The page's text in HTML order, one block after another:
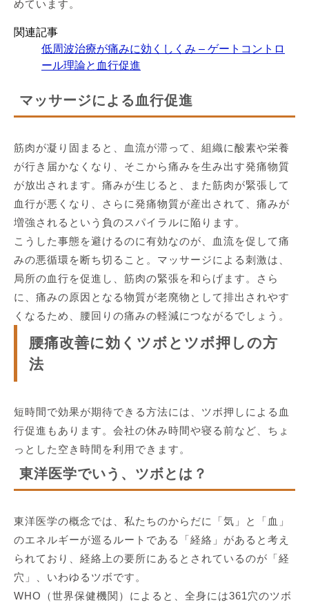
めています。
関連記事
低周波治療が痛みに効くしくみ – ゲートコントロ
ール理論と血行促進
マッサージによる血行促進
筋肉が凝り固まると、血流が滞って、組織に酸素や栄養
が行き届かなくなり、そこから痛みを生み出す発痛物質
が放出されます。痛みが生じると、また筋肉が緊張して
血行が悪くなり、さらに発痛物質が産出されて、痛みが
増強されるという負のスパイラルに陥ります。
こうした事態を避けるのに有効なのが、血流を促して痛
みの悪循環を断ち切ること。マッサージによる刺激は、
局所の血行を促進し、筋肉の緊張を和らげます。さら
に、痛みの原因となる物質が老廃物として排出されやす
くなるため、腰回りの痛みの軽減につながるでしょう。
腰痛改善に効くツボとツボ押しの方
法
短時間で効果が期待できる方法には、ツボ押しによる血
行促進もあります。会社の休み時間や寝る前など、ちょ
っとした空き時間を利用できます。
東洋医学でいう、ツボとは？
東洋医学の概念では、私たちのからだに「気」と「血」
のエネルギーが巡るルートである「経絡」があると考え
られており、経絡上の要所にあるとされているのが「経
穴」、いわゆるツボです。
WHO（世界保健機関）によると、全身には361穴のツボ